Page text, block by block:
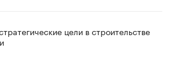
цели в строительстве